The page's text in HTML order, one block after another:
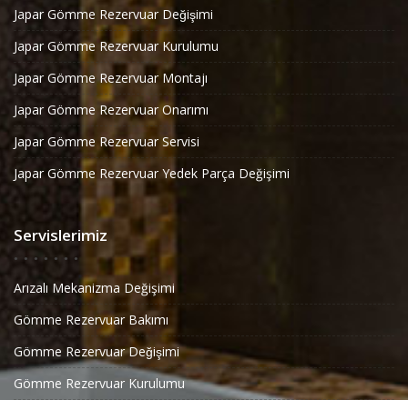
Japar Gömme Rezervuar Değişimi
Japar Gömme Rezervuar Kurulumu
Japar Gömme Rezervuar Montajı
Japar Gömme Rezervuar Onarımı
Japar Gömme Rezervuar Servisi
Japar Gömme Rezervuar Yedek Parça Değişimi
Servislerimiz
Arızalı Mekanizma Değişimi
Gömme Rezervuar Bakımı
Gömme Rezervuar Değişimi
Gömme Rezervuar Kurulumu